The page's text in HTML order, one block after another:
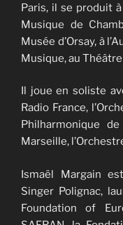
Paris, il se produit
Musique de
Musée d’Orsay, à
Musique, au
​Il joue en soliste
Radio France,
Philharmonique
Marseille,
​Ismaël Margain
Singer Polignac,
Foundation of